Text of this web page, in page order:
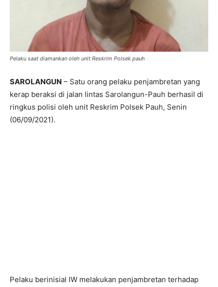
Pelaku saat diamankan oleh unit Reskrim Polsek pauh
SAROLANGUN – Satu orang pelaku penjambretan yang
kerap beraksi di jalan lintas Sarolangun-Pauh berhasil di
ringkus polisi oleh unit Reskrim Polsek Pauh, Senin
(06/09/2021).
Pelaku berinisial IW melakukan penjambretan terhadap